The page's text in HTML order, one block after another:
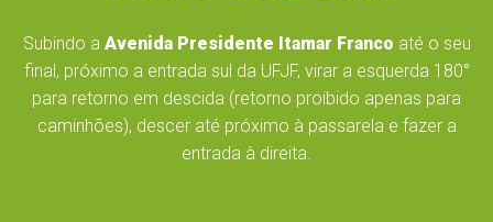
Subindo a Avenida Presidente Itamar Franco até o seu
final, próximo a entrada sul da UFJF, virar a esquerda 180°
para retorno em descida (retorno proibido apenas para
caminhões), descer até próximo à passarela e fazer a
entrada à direita.